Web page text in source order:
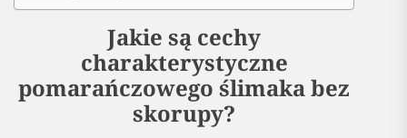
Jakie są cechy
charakterystyczne
pomarańczowego ślimaka bez
skorupy?